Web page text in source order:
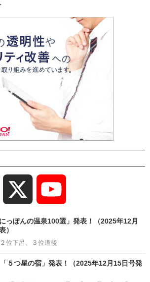
Instagram
Channel
っぽんの温泉100選」発表！（2025年12月
）
位下呂、３位道後
５つ星の宿」発表！（2025年12月15日号発